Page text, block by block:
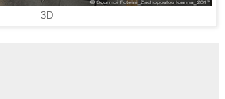
3D